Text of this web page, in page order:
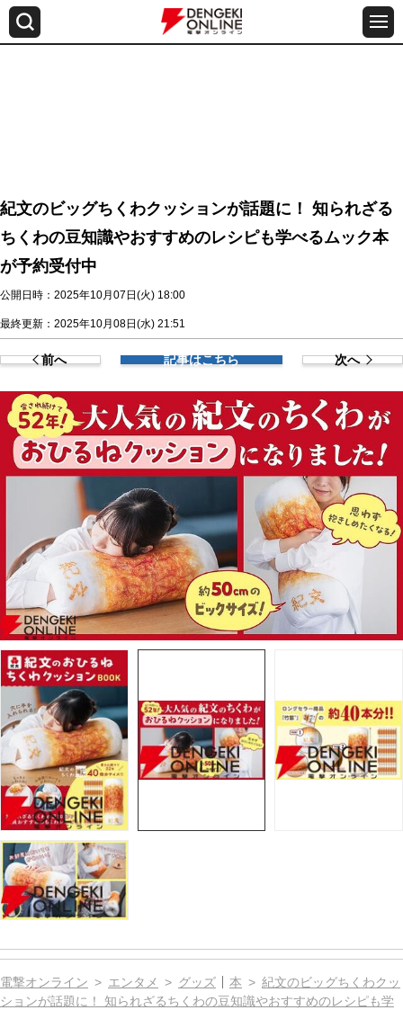
紀文のビッグちくわクッションが話題に！ 知られざる
ちくわの豆知識やおすすめのレシピも学べるムック本
が予約受付中
公開日時：2025年10月07日(火) 18:00
最終更新：2025年10月08日(水) 21:51
前へ 記事はこちら 次へ
電撃オンライン エンタメ グッズ 本
紀文のビッグちくわクッ
ションが話題に！ 知られざるちくわの豆知識やおすすめのレシピも学